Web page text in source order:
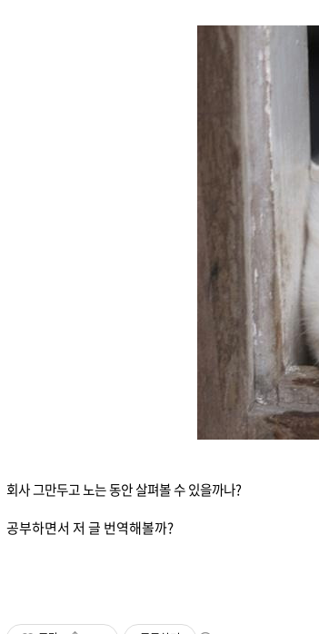
회사 그만두고 노는 동안 살펴볼 수 있을까나?
공부하면서 저 글 번역해볼까?